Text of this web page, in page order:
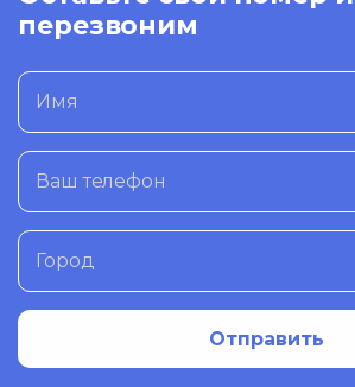
перезвоним
Имя
Ваш телефон
Город
Отправить